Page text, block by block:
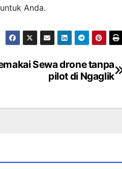
Anda.
Sewa drone tanpa
pilot di Ngaglik